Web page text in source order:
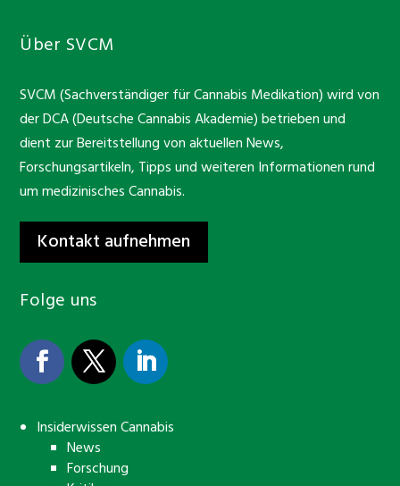
Über SVCM
SVCM (Sachverständiger für Cannabis Medikation) wird von
der DCA (Deutsche Cannabis Akademie) betrieben und
dient zur Bereitstellung von aktuellen News,
Forschungsartikeln, Tipps und weiteren Informationen rund
um medizinisches Cannabis.
Kontakt aufnehmen
Folge uns
Insiderwissen Cannabis
News
Forschung